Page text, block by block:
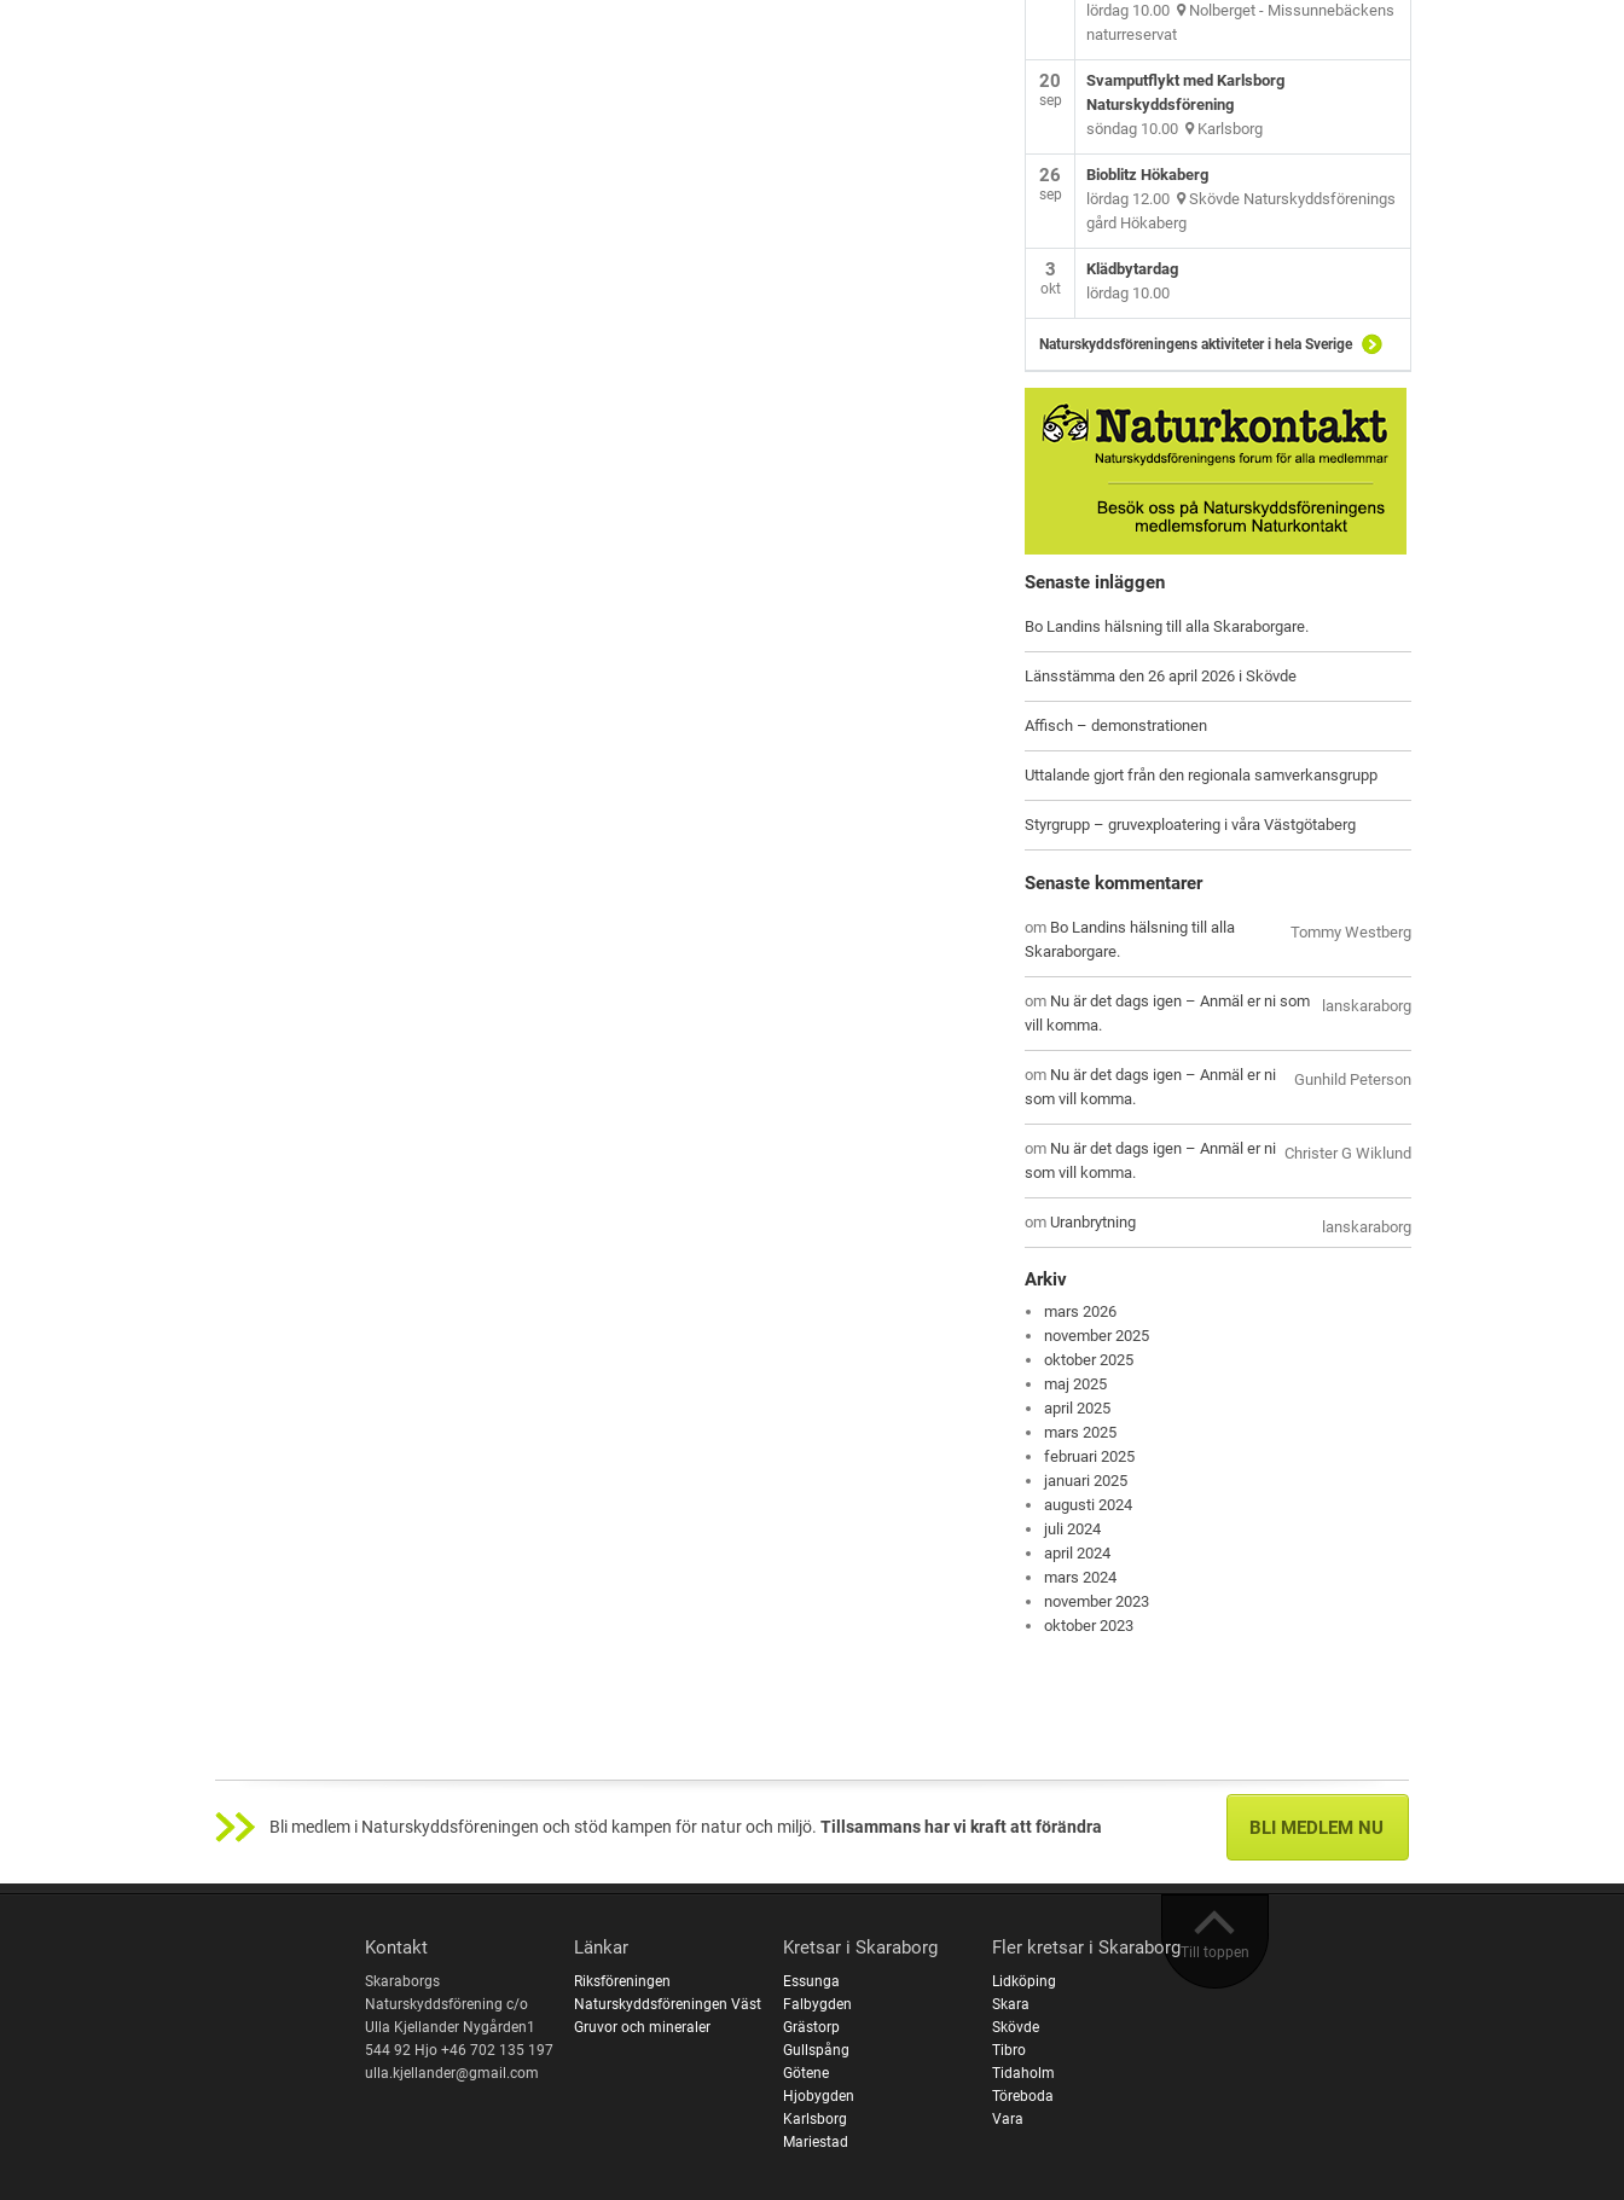
lördag 10.00 Nolberget - Missunnebäckens
naturreservat
20
sep
Svamputflykt med Karlsborg
Naturskyddsförening
söndag 10.00 Karlsborg
26
sep
Bioblitz Hökaberg
lördag 12.00 Skövde Naturskyddsförenings
gård Hökaberg
3
okt
Klädbytardag
lördag 10.00
Naturskyddsföreningens aktiviteter i hela Sverige
Senaste inläggen
Bo Landins hälsning till alla Skaraborgare.
Länsstämma den 26 april 2026 i Skövde
Affisch – demonstrationen
Uttalande gjort från den regionala samverkansgrupp
Styrgrupp – gruvexploatering i våra Västgötaberg
Senaste kommentarer
Tommy Westberg
om Bo Landins hälsning till alla
Skaraborgare.
lanskaraborg
om Nu är det dags igen – Anmäl er ni som
vill komma.
Gunhild Peterson
om Nu är det dags igen – Anmäl er ni
som vill komma.
Christer G Wiklund
om Nu är det dags igen – Anmäl er ni
som vill komma.
lanskaraborg
om Uranbrytning
Arkiv
mars 2026
november 2025
oktober 2025
maj 2025
april 2025
mars 2025
februari 2025
januari 2025
augusti 2024
juli 2024
april 2024
mars 2024
november 2023
oktober 2023
Bli medlem i Naturskyddsföreningen och stöd kampen för natur och miljö. Tillsammans har vi kraft att förändra BLI MEDLEM NU
Till toppen
Kontakt
Skaraborgs
Naturskyddsförening c/o
Ulla Kjellander Nygården1
544 92 Hjo +46 702 135 197
ulla.kjellander@gmail.com
Länkar
Riksföreningen
Naturskyddsföreningen Väst
Gruvor och mineraler
Kretsar i Skaraborg
Essunga
Falbygden
Grästorp
Gullspång
Götene
Hjobygden
Karlsborg
Mariestad
Fler kretsar i Skaraborg
Lidköping
Skara
Skövde
Tibro
Tidaholm
Töreboda
Vara